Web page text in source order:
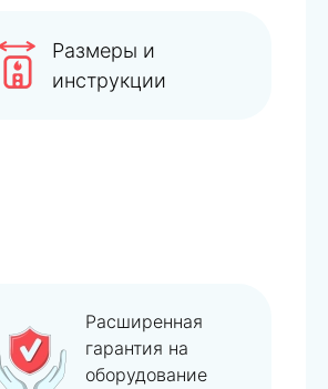
Размеры и
инструкции
Расширенная
гарантия на
оборудование